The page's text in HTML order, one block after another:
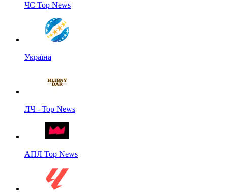
ЧС Top News
Україна
ЛЧ - Top News
АПЛ Top News